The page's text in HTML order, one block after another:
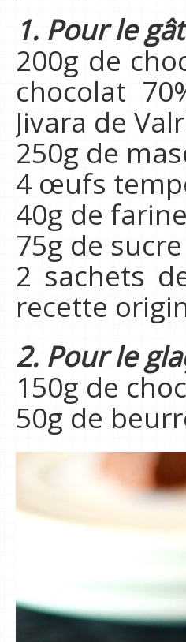
1. Pour le
200g de
chocolat
Jivara de
250g de
4 œufs
40g de farine
75g de
2 sachets
recette
2. Pour le
150g de
50g de